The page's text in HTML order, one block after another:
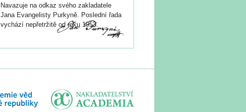
Navazuje na odkaz svého zakladatele
Jana Evangelisty Purkyně. Poslední řada
vychází nepřetržitě od roku 1953.